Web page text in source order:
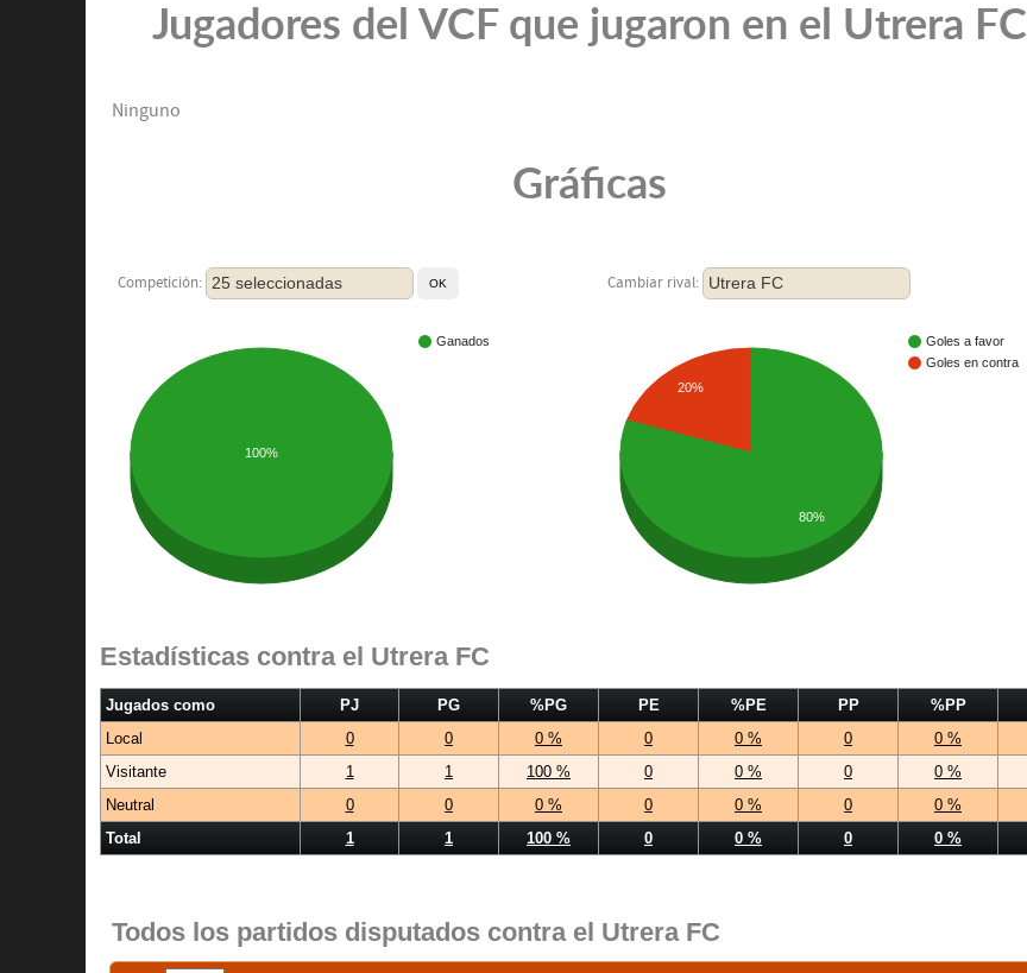
Jugadores del VCF que jugaron en el Utrera FC
Ninguno
Gráficas
Competición: 25 seleccionadas Cambiar rival: Utrera FC
Ganados
100%
Goles a favor
Goles en contra
20%
80%
Estadísticas contra el Utrera FC
Jugados como PJ PG %PG PE %PE PP %PP
Local
0 0 0 % 0 0 % 0 0 %
Visitante
1 1 100 % 0 0 % 0 0 %
Neutral
0 0 0 % 0 0 % 0 0 %
Total
1 1 100 % 0 0 % 0 0 %
Todos los partidos disputados contra el Utrera FC